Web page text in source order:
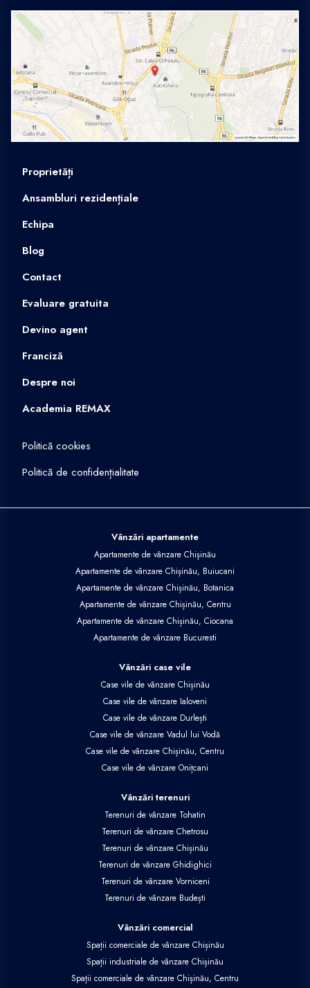
Proprietăți
Ansambluri rezidențiale
Echipa
Blog
Contact
Evaluare gratuita
Devino agent
Franciză
Despre noi
Academia REMAX
Politică cookies
Politică de confidențialitate
Vânzări apartamente
Apartamente de vânzare Chișinău
Apartamente de vânzare Chișinău, Buiucani
Apartamente de vânzare Chișinău, Botanica
Apartamente de vânzare Chișinău, Centru
Apartamente de vânzare Chișinău, Ciocana
Apartamente de vânzare Bucuresti
Vânzări case vile
Case vile de vânzare Chișinău
Case vile de vânzare Ialoveni
Case vile de vânzare Durlești
Case vile de vânzare Vadul lui Vodă
Case vile de vânzare Chișinău, Centru
Case vile de vânzare Onițcani
Vânzări terenuri
Terenuri de vânzare Tohatin
Terenuri de vânzare Chetrosu
Terenuri de vânzare Chișinău
Terenuri de vânzare Ghidighici
Terenuri de vânzare Vorniceni
Terenuri de vânzare Budești
Vânzări comercial
Spații comerciale de vânzare Chișinău
Spații industriale de vânzare Chișinău
Spații comerciale de vânzare Chișinău, Centru